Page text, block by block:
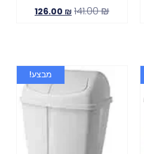
141.00₪
126.00 ₪
מבצע!